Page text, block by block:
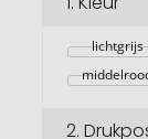
lichtgrijs
2.